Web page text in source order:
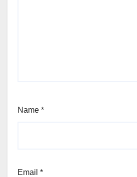
Name *
Email *